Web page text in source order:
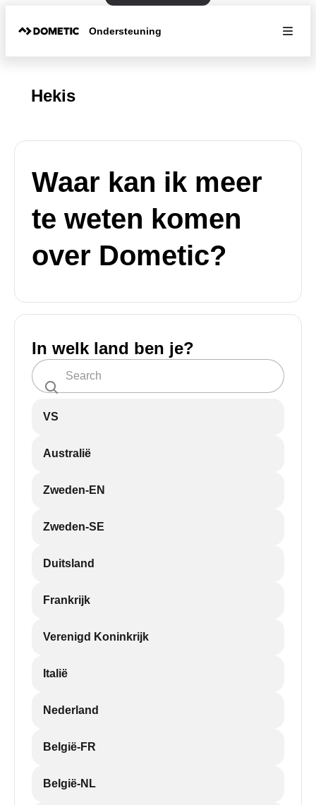
Ondersteuning
Hekis
Waar kan ik meer
te weten komen
over Dometic?
In welk land ben je?
VS
Australië
Zweden-EN
Zweden-SE
Duitsland
Frankrijk
Verenigd Koninkrijk
Italië
Nederland
België-FR
België-NL